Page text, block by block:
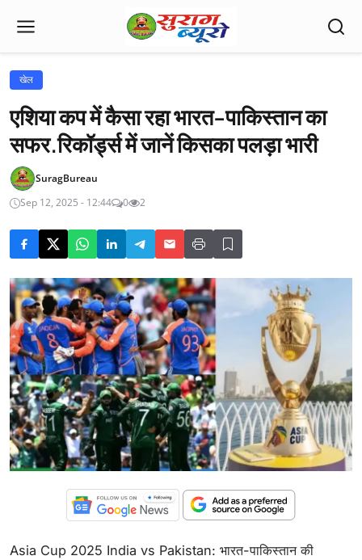
खेल
एशिया कप में कैसा रहा भारत-पाकिस्तान का
सफर.रिकॉर्ड्स में जानें किसका पलड़ा भारी
SuragBureau
Sep 12, 2025 - 12:44
0 2
Asia Cup 2025 India vs Pakistan: भारत-पाकिस्तान की